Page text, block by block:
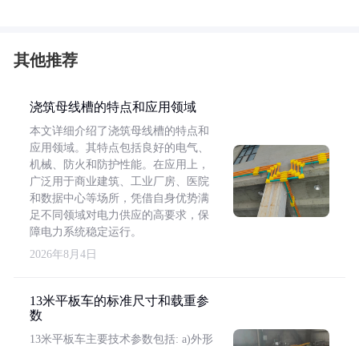
其他推荐
浇筑母线槽的特点和应用领域
本文详细介绍了浇筑母线槽的特点和
应用领域。其特点包括良好的电气、
机械、防火和防护性能。在应用上，
广泛用于商业建筑、工业厂房、医院
和数据中心等场所，凭借自身优势满
足不同领域对电力供应的高要求，保
障电力系统稳定运行。
2026年8月4日
13米平板车的标准尺寸和载重参
数
13米平板车主要技术参数包括: a)外形